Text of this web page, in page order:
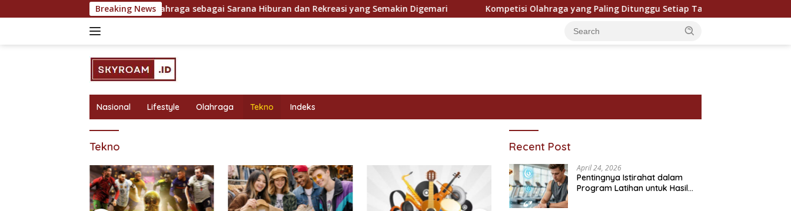
to
Breaking News
Olahraga sebagai Sarana Hiburan dan Rekreasi yang Semakin Digemari Kompetisi Olahraga yang Paling Ditunggu Setiap Tahun oleh Penggemar Dunia
Nasional Lifestyle Olahraga Tekno Indeks
Tekno Recent Post
April 24, 2026
Pentingnya Istirahat dalam
Program Latihan untuk Hasil